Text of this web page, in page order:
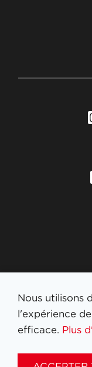
Nous utilisons
l'expérience
efficace. Plus